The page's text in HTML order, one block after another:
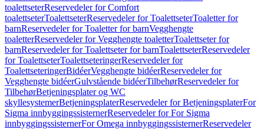
toalettseterReservedeler for Comfort
toalettseterToalettseterReservedeler for ToalettseterToaletter for
barnReservedeler for Toaletter for barnVegghengte
toaletterReservedeler for Vegghengte toaletterToalettseter for
barnReservedeler for Toalettseter for barnToalettseterReservedeler
for ToalettseterToalettseteringerReservedeler for
ToalettseteringerBidéerVegghengte bidéerReservedeler for
Vegghengte bidéerGulvstående bidéerTilbehørReservedeler for
TilbehørBetjeningsplater og WC
skyllesystemerBetjeningsplaterReservedeler for BetjeningsplaterFor
Sigma innbyggingssisternerReservedeler for For Sigma
innbyggingssisternerFor Omega innbyggingssisternerReservedeler